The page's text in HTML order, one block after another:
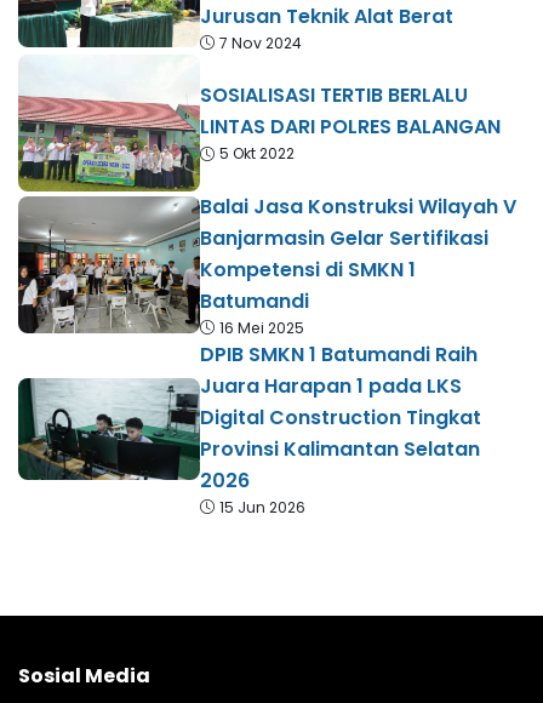
Jurusan Teknik Alat Berat
7 Nov 2024
SOSIALISASI TERTIB BERLALU
LINTAS DARI POLRES BALANGAN
5 Okt 2022
Balai Jasa Konstruksi Wilayah V
Banjarmasin Gelar Sertifikasi
Kompetensi di SMKN 1
Batumandi
16 Mei 2025
DPIB SMKN 1 Batumandi Raih
Juara Harapan 1 pada LKS
Digital Construction Tingkat
Provinsi Kalimantan Selatan
2026
15 Jun 2026
Sosial Media